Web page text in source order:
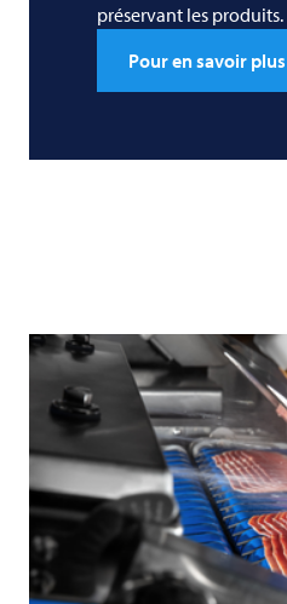
préservant les produits.
Pour en savoir plus